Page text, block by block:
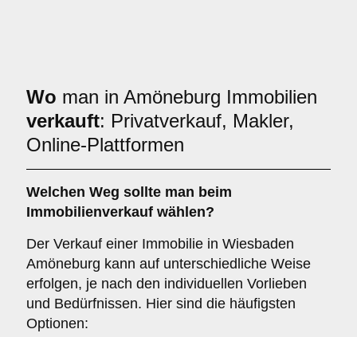
Wo man in Amöneburg Immobilien
verkauft: Privatverkauf, Makler,
Online-Plattformen
Welchen Weg sollte man beim
Immobilienverkauf wählen?
Der Verkauf einer Immobilie in Wiesbaden
Amöneburg kann auf unterschiedliche Weise
erfolgen, je nach den individuellen Vorlieben
und Bedürfnissen. Hier sind die häufigsten
Optionen: